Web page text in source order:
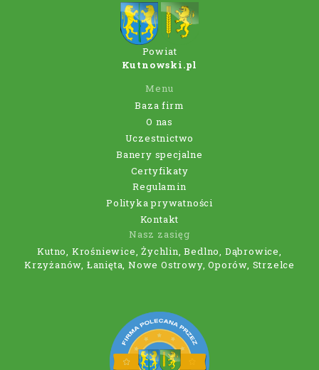
Powiat
Kutnowski.pl
Menu
Baza firm
O nas
Uczestnictwo
Banery specjalne
Certyfikaty
Regulamin
Polityka prywatności
Kontakt
Nasz zasięg
Kutno, Krośniewice, Żychlin, Bedlno, Dąbrowice,
Krzyżanów, Łanięta, Nowe Ostrowy, Oporów, Strzelce